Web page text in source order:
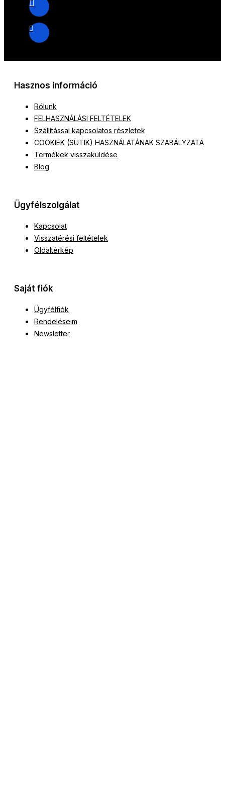
Hasznos információ
Rólunk
FELHASZNÁLÁSI FELTÉTELEK
Szállítással kapcsolatos részletek
COOKIEK (SÜTIK) HASZNÁLATÁNAK SZABÁLYZATA
Termékek visszaküldése
Blog
Ügyfélszolgálat
Kapcsolat
Visszatérési feltételek
Oldaltérkép
Saját fiók
Ügyfélfiók
Rendeléseim
Newsletter